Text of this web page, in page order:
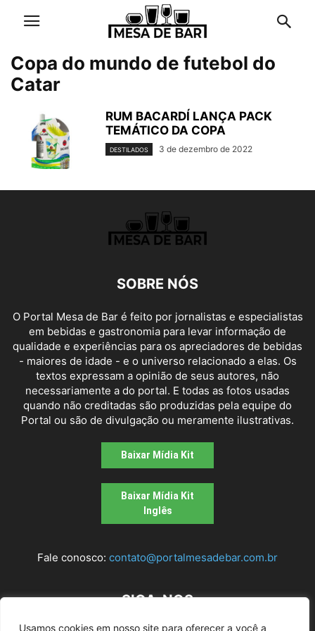
Usamos cookies em nosso site para oferecer a você a
Copa do mundo de futebol do
Catar
RUM BACARDÍ LANÇA PACK
TEMÁTICO DA COPA
DESTILADOS 3 de dezembro de 2022
SOBRE NÓS
O Portal Mesa de Bar é feito por jornalistas e especialistas
em bebidas e gastronomia para levar informação de
qualidade e experiências para os apreciadores de bebidas
- maiores de idade - e o universo relacionado a elas. Os
textos expressam a opinião de seus autores, não
necessariamente a do portal. E todas as fotos usadas
quando não creditadas são produzidas pela equipe do
Portal ou são de divulgação ou meramente ilustrativas.
Baixar Mídia Kit
Baixar Mídia Kit
Inglês
Fale conosco: contato@portalmesadebar.com.br
SIGA-NOS